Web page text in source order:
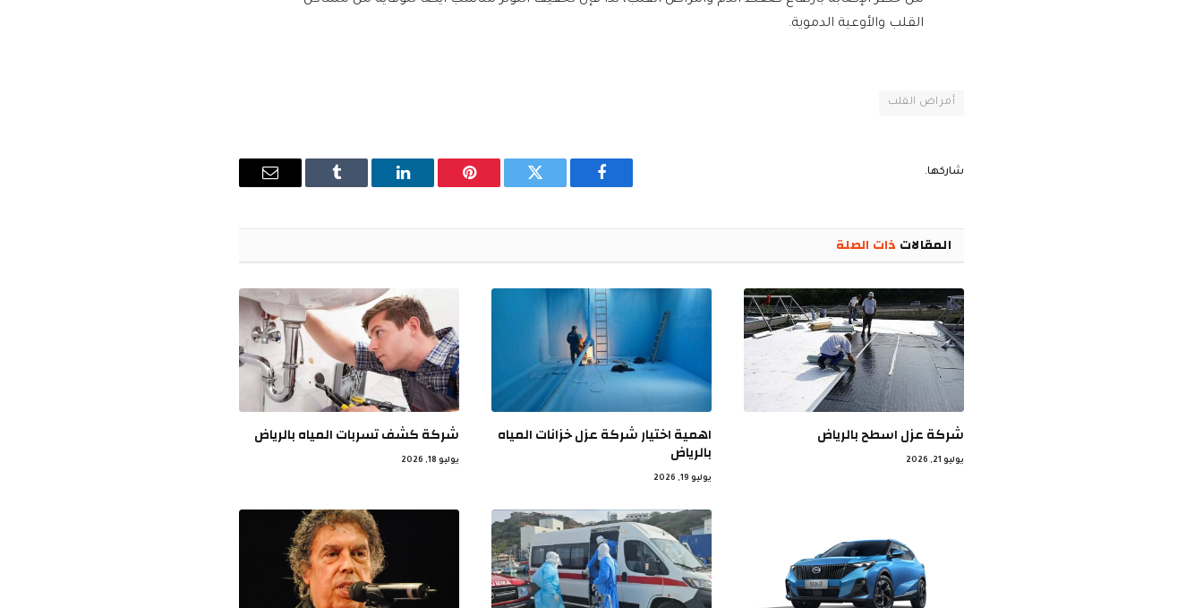
القلب والأوعية الدموية.
أمراض القلب
شاركها.
فيسبوك تويتر بينتيريستلينكدإن Tumblr
البريد
المقالات ذات الصلة
شركة عزل اسطح بالرياض
يوليو 21, 2026
اهمية اختيار شركة عزل خزانات المياه
بالرياض
يوليو 19, 2026
شركة كشف تسربات المياه بالرياض
يوليو 18, 2026